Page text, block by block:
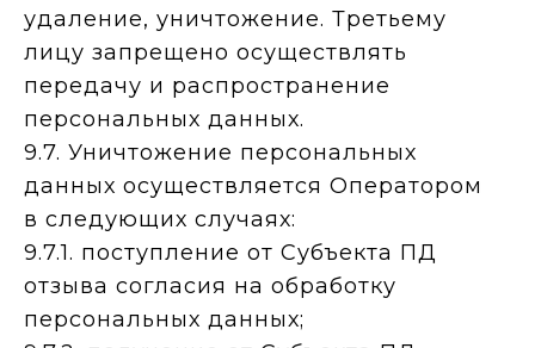
удаление, уничтожение. Третьему
лицу запрещено осуществлять
передачу и распространение
персональных данных.
9.7. Уничтожение персональных
данных осуществляется Оператором
в следующих случаях:
9.7.1. поступление от Субъекта ПД
отзыва согласия на обработку
персональных данных;